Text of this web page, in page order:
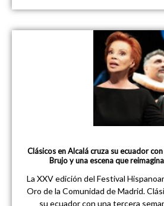
Clásicos en Alcalá cruza su ecuador
Brujo y una escena que
La XXV edición del Festival
Oro de la Comunidad de Madrid.
su ecuador con una tercera